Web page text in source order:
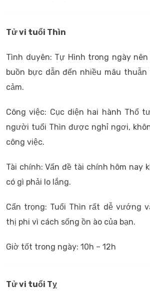
Tử vi tuổi Thìn
Tình duyên: Tự Hình trong ngày
buồn bực dẫn đến nhiều mâu
cảm.
Công việc: Cục diện hai hành Thổ
người tuổi Thìn được nghỉ ngơi,
công việc.
Tài chính: Vấn đề tài chính hôm nay
có gì phải lo lắng.
Cẩn trọng: Tuổi Thìn rất dễ vướng
thị phi vì cách sống ồn ào của bạn.
Giờ tốt trong ngày: 10h – 12h
Tử vi tuổi Tỵ